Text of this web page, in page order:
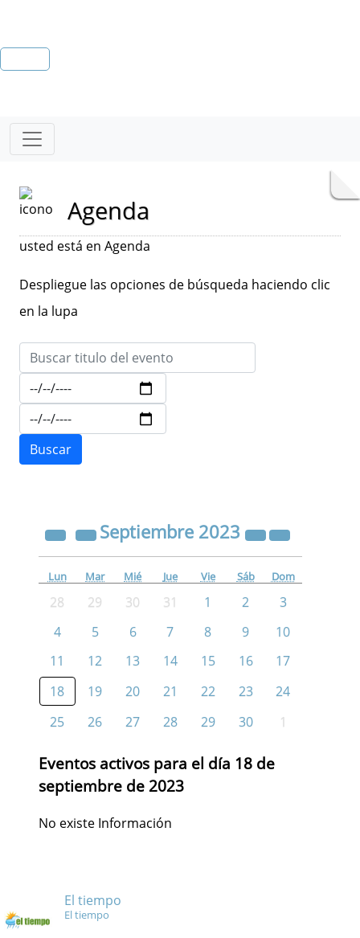
Agenda
usted está en Agenda
Despliegue las opciones de búsqueda haciendo clic
en la lupa
Septiembre 2023
Lun Mar Mié Jue Vie Sáb Dom
28 29 30 31 1 2
3
4
5 6 7 8 9
10
11
12 13 14 15 16
17
18
19 20 21 22 23
24
25
26 27 28 29 30 1
Eventos activos para el día 18 de
septiembre de 2023
No existe Información
El tiempo
El tiempo